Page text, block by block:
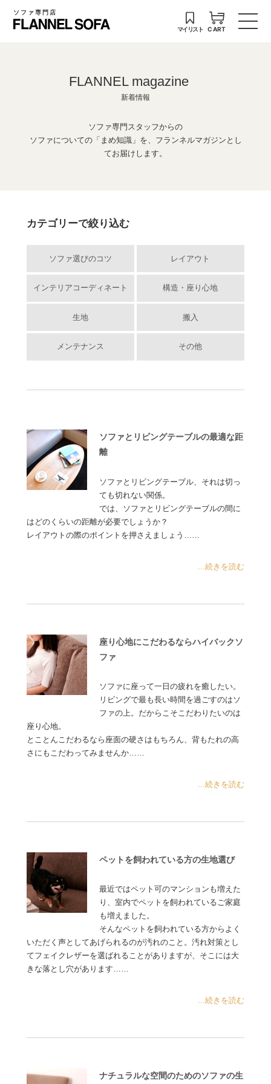
ソファ専門店
マイリスト CART
FLANNEL magazine
新着情報
ソファ専門スタッフからの
ソファについての「まめ知識」を、フランネルマガジンとし
てお届けします。
カテゴリーで絞り込む
ソファ選びのコツ レイアウト
インテリアコーディネート 構造・座り心地
生地 搬入
メンテナンス その他
ソファとリビングテーブルの最適な距
離
ソファとリビングテーブル、それは切っ
ても切れない関係。
では、ソファとリビングテーブルの間に
はどのくらいの距離が必要でしょうか？
レイアウトの際のポイントを押さえましょう……
...続きを読む
座り心地にこだわるならハイバックソ
ファ
ソファに座って一日の疲れを癒したい。
リビングで最も長い時間を過ごすのはソ
ファの上。だからこそこだわりたいのは
座り心地。
とことんこだわるなら座面の硬さはもちろん、背もたれの高
さにもこだわってみませんか……
...続きを読む
ペットを飼われている方の生地選び
最近ではペット可のマンションも増えた
り、室内でペットを飼われているご家庭
も増えました。
そんなペットを飼われている方からよく
いただく声としてあげられるのが汚れのこと。汚れ対策とし
てフェイクレザーを選ばれることがありますが、そこには大
きな落とし穴があります……
...続きを読む
ナチュラルな空間のためのソファの生